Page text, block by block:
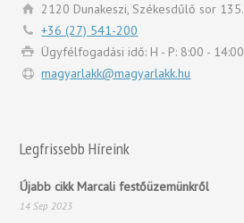
2120 Dunakeszi, Székesdűlő sor 135.
+36 (27) 541-200
Ügyfélfogadási idő: H - P: 8:00 - 14:00
magyarlakk@magyarlakk.hu
Legfrissebb Híreink
Újabb cikk Marcali festőüzemünkről
14 Sep 2023